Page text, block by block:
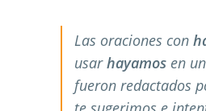
Las oraciones con
usarhayamos en
fueron redactados